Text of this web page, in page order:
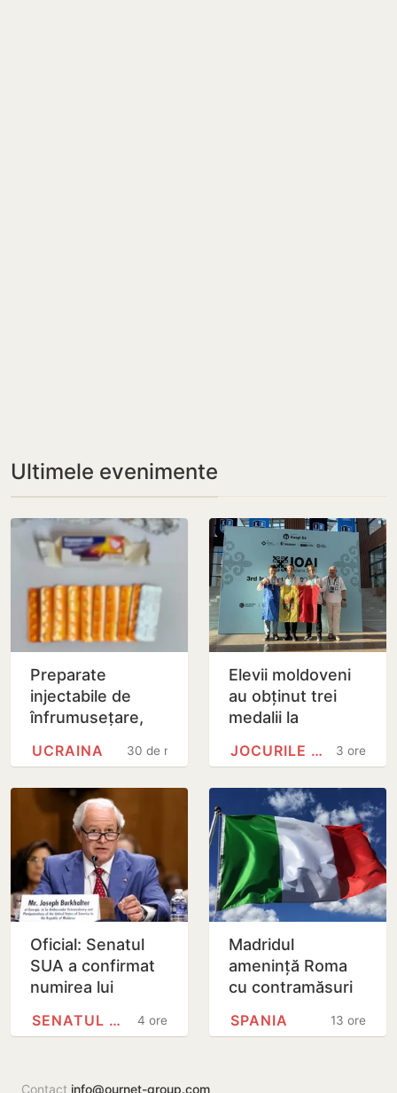
Ultimele evenimente
Preparate
injectabile de
înfrumusețare,
colet poștal,
Aeroportul…
30 de minute
UCRAINA
Elevii moldoveni
au obținut trei
medalii la
Internațională de
Artificială din…
3 ore
JOCURILE OLIMPICE
Oficial: Senatul
SUA a confirmat
numirea lui
Burkhalter în
4 ore
SENATUL SUA
Madridul
amenință Roma
cu contramăsuri
renunță la
13 ore
SPANIA
Contact info@ournet-group.com